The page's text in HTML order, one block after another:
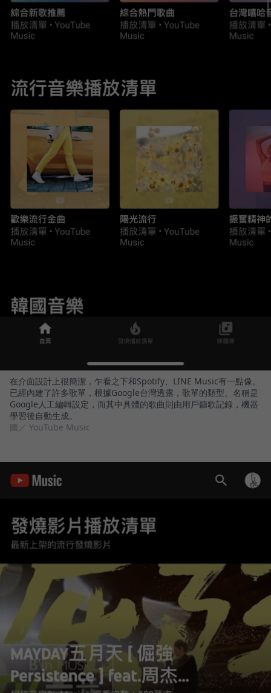
在介面設計上很簡潔，乍看之下和Spotify、LINE Music有一點像。
已經內建了許多歌單，根據Google台灣透露，歌單的類型、名稱是
Google人工編輯設定，而其中具體的歌曲則由用戶聽歌記錄，機器
學習後自動生成。
圖／ YouTube Music